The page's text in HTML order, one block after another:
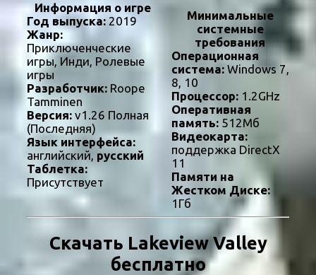
Информация о игре
Год выпуска: 2019
Жанр:
Приключенческие
игры, Инди, Ролевые
игры
Разработчик: Roope
Tamminen
Версия: v1.26 Полная
(Последняя)
Язык интерфейса:
английский, русский
Таблетка:
Присутствует
Минимальные
системные
требования
Операционная
система:Windows 7,
8, 10
Процессор:1.2GHz
Оперативная
память:512Мб
Видеокарта:
поддержка DirectX
11
Памяти на
Жестком Диске:
1Гб
Скачать Lakeview Valley
бесплатно